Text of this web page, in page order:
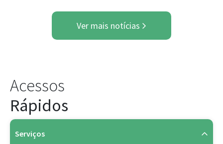
Ver mais notícias
Acessos
Rápidos
Serviços